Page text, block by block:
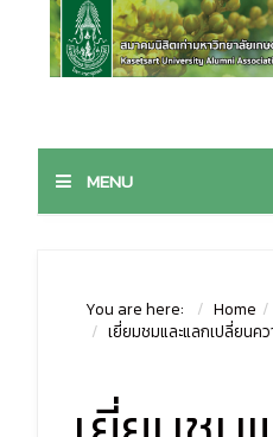
MENU
You are here: Home
เยี่ยมชมและแลกเปลี่ยนค